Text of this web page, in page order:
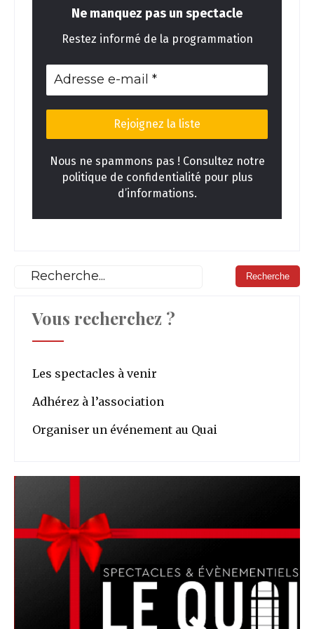
Ne manquez pas un spectacle
Restez informé de la programmation
Nous ne spammons pas ! Consultez notre
politique de confidentialité pour plus
d’informations.
Vous recherchez ?
Les spectacles à venir
Adhérez à l’association
Organiser un événement au Quai